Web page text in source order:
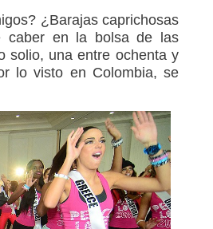
¿Barajas caprichosas
caber en la bolsa de las
solio, una entre ochenta y
lo visto en Colombia, se